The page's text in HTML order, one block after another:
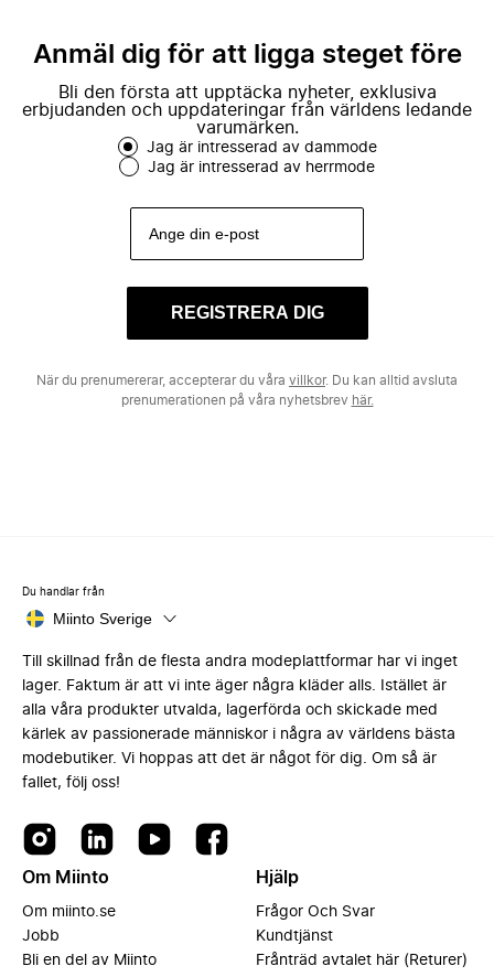
Anmäl dig för att ligga steget före
Bli den första att upptäcka nyheter, exklusiva
erbjudanden och uppdateringar från världens ledande
varumärken.
Jag är intresserad av dammode
Jag är intresserad av herrmode
REGISTRERA DIG
När du prenumererar, accepterar du våra villkor. Du kan alltid avsluta
prenumerationen på våra nyhetsbrev här.
Du handlar från
Miinto Sverige
Till skillnad från de flesta andra modeplattformar har vi inget
lager. Faktum är att vi inte äger några kläder alls. Istället är
alla våra produkter utvalda, lagerförda och skickade med
kärlek av passionerade människor i några av världens bästa
modebutiker. Vi hoppas att det är något för dig. Om så är
fallet, följ oss!
Om Miinto
Om miinto.se
Jobb
Bli en del av Miinto
Hjälp
Frågor Och Svar
Kundtjänst
Frånträd avtalet här (Returer)